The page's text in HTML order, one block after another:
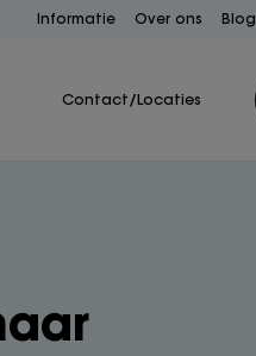
Informatie Over ons Blog
Contact/Locaties